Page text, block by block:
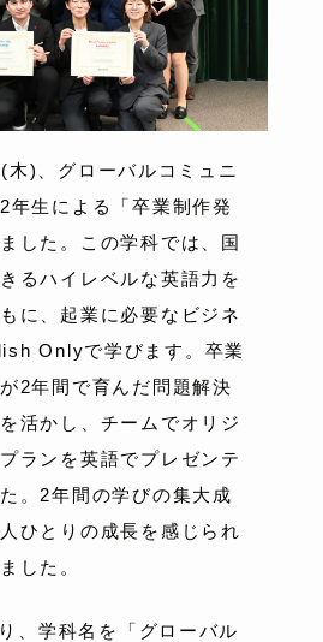
木)、グローバルコミュニ
生による「卒業制作発
した。この学科では、国
るハイレベルな英語力を
に、起業に必要なビジネ
Onlyで学びます。卒業
2年間で育んだ問題解決
活かし、チームでオリジ
ランを英語でプレゼンテ
。2年間の学びの集大成
ひとりの成長を感じられ
した。
、学科名を「グローバル